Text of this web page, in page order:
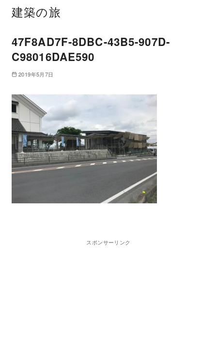
建築の旅
47F8AD7F-8DBC-43B5-907D-
C98016DAE590
2019年5月7日
スポンサーリンク